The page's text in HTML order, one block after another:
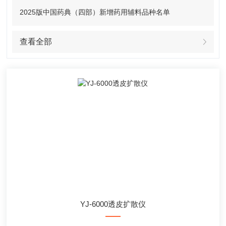
2025版中国药典（四部）新增药用辅料品种名单
查看全部
YJ-6000透皮扩散仪